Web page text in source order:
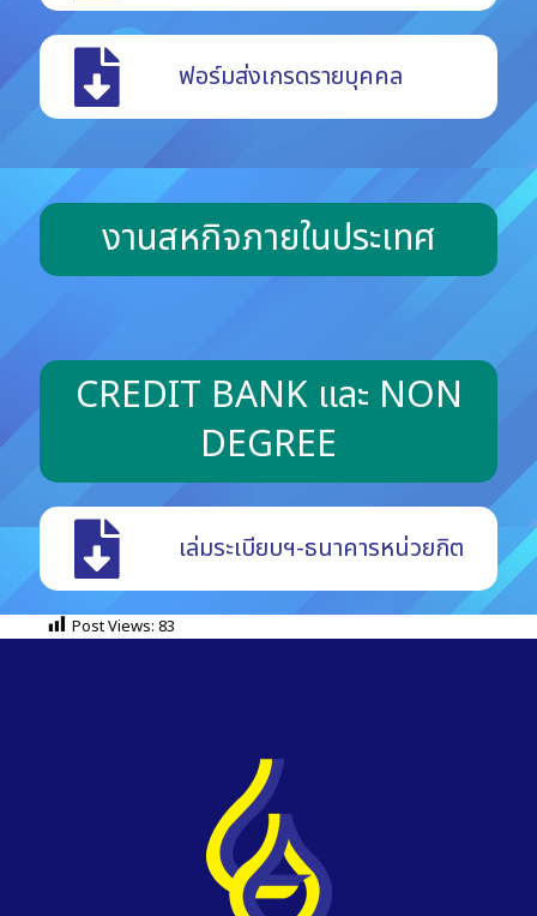
ฟอร์มส่งเกรดรายบุคคล
งานสหกิจภายในประเทศ​
CREDIT BANK และ NON
DEGREE​
เล่มระเบียบฯ-ธนาคารหน่วยกิต
Post Views: 83